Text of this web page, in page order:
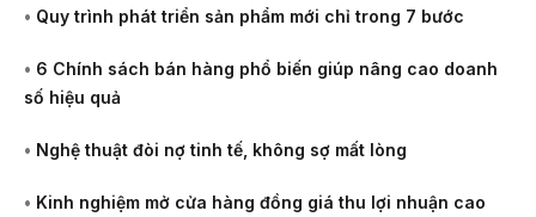
• Quy trình phát triển sản phẩm mới chỉ trong 7 bước
• 6 Chính sách bán hàng phổ biến giúp nâng cao doanh
số hiệu quả
• Nghệ thuật đòi nợ tinh tế, không sợ mất lòng
• Kinh nghiệm mở cửa hàng đồng giá thu lợi nhuận cao